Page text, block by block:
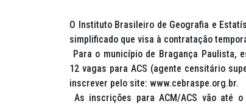
O Instituto Brasileiro de Geografia e
simplificado que visa à contratação
Para o município de Bragança Paulista,
12 vagas para ACS (agente censitário
inscrever pelo site: www.cebraspe.org.br.
As inscrições para ACM/ACS vão até